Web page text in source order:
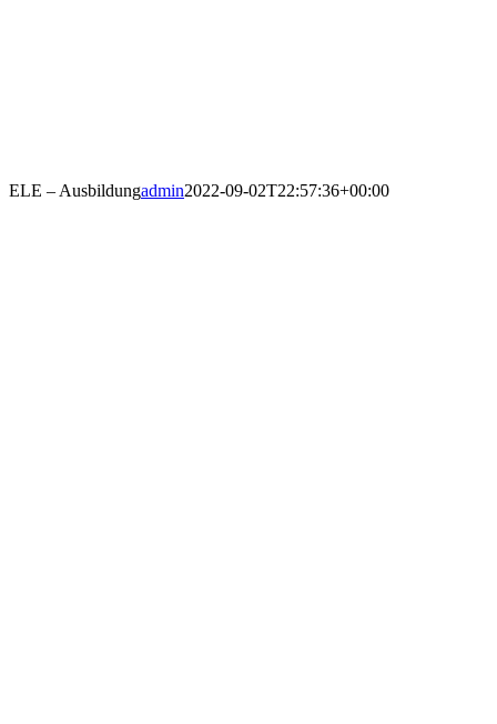
ELE – Ausbildungadmin2022-09-02T22:57:36+00:00